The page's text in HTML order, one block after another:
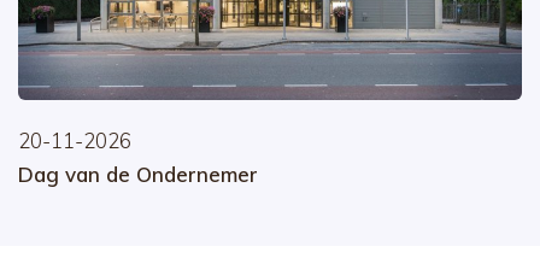
20-11-2026
Dag van de Ondernemer